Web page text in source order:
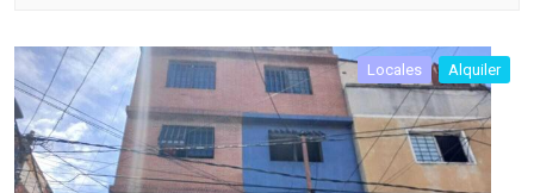
Locales Alquiler